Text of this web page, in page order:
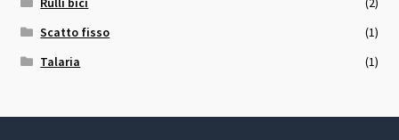
Scatto fisso
(1)
Talaria
(1)